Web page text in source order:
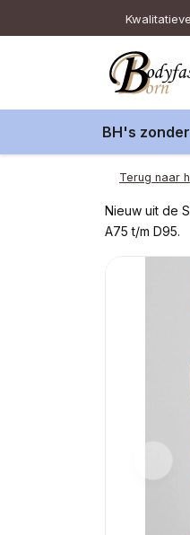
BH's
Terug naar
Nieuw uit de
A75 t/m D95.